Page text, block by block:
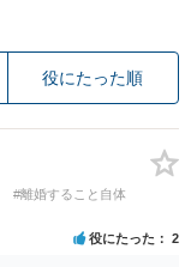
役にたった順
#離婚すること自体
役にたった 2